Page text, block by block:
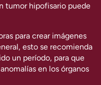
tumor hipofisario puede
para crear imágenes
esto se recomienda
un período, para que
en los órganos